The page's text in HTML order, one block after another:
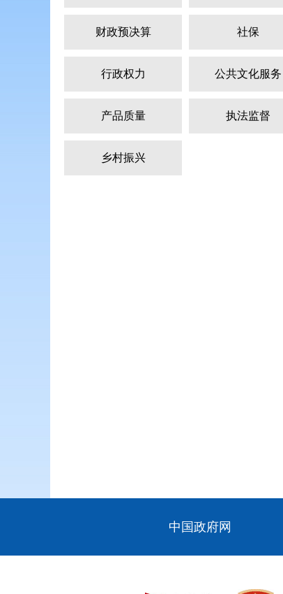
财政预决算 社保
行政权力 公共文化服务
产品质量 执法监督
乡村振兴
中国政府网